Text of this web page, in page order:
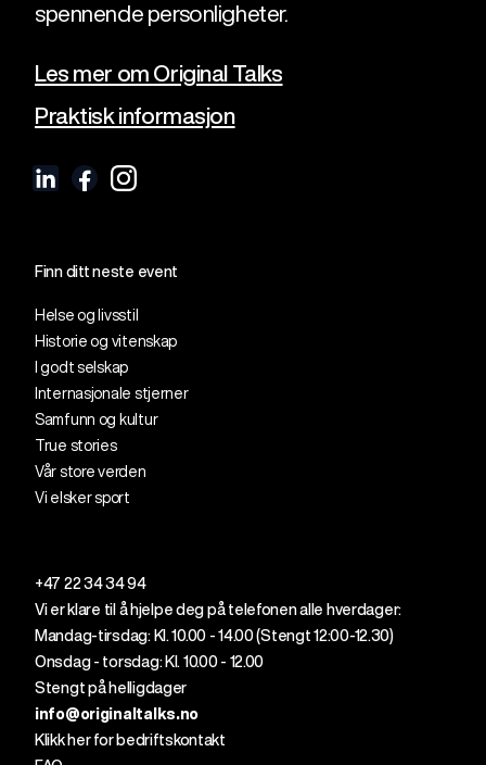
spennende personligheter.
Les mer om Original Talks
Praktisk informasjon
Finn ditt neste event
Helse og livsstil
Historie og vitenskap
I godt selskap
Internasjonale stjerner
Samfunn og kultur
True stories
Vår store verden
Vi elsker sport
+47 22 34 34 94
Vi er klare til å hjelpe deg på telefonen alle hverdager:
Mandag-tirsdag: Kl. 10.00 - 14.00 (Stengt 12:00-12.30)
Onsdag - torsdag: Kl. 10.00 - 12.00
Stengt på helligdager
info@originaltalks.no
Klikk her for bedriftskontakt